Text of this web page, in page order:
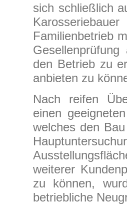
sich schließlich
Familienbetrieb
den Betrieb zu
anbieten zu
Nach reifen
einen
welches den
weiterer
zu können,
betriebliche